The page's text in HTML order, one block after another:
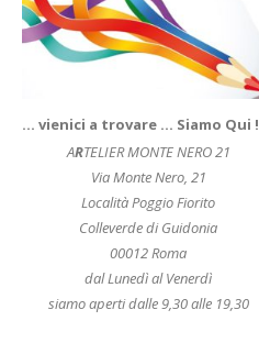
… vienici a trovare … Siamo Qui !
ARTELIER MONTE NERO 21
Via Monte Nero, 21
Località Poggio Fiorito
Colleverde di Guidonia
00012 Roma
dal Lunedì al Venerdì
siamo aperti dalle 9,30 alle 19,30